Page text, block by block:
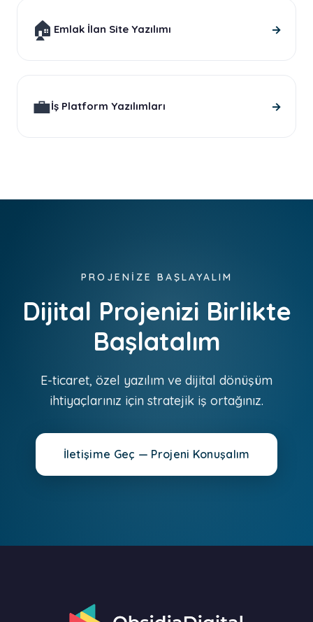
🏠 Emlak İlan Site Yazılımı →
💼İş Platform Yazılımları →
PROJENİZE BAŞLAYALIM
Dijital Projenizi Birlikte
Başlatalım
E-ticaret, özel yazılım ve dijital dönüşüm
ihtiyaçlarınız için stratejik iş ortağınız.
İletişime Geç — Projeni Konuşalım